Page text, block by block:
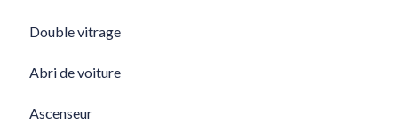
Double vitrage
Abri de voiture
Ascenseur